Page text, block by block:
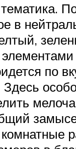
в
по